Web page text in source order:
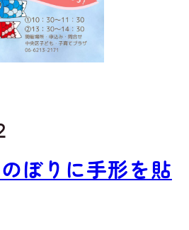
ぼりに手形を貼